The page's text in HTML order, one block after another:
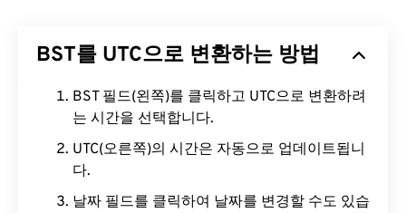
BST를 UTC으로 변환하는 방법
BST 필드(왼쪽)를 클릭하고 UTC으로 변환하려
는 시간을 선택합니다.
UTC(오른쪽)의 시간은 자동으로 업데이트됩니
다.
날짜 필드를 클릭하여 날짜를 변경할 수도 있습